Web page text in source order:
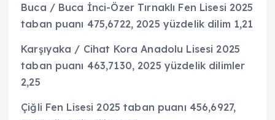
Buca / Buca İnci-Özer Tırnaklı Fen Lisesi 2025
taban puanı 475,6722, 2025 yüzdelik dilim 1,21
Karşıyaka / Cihat Kora Anadolu Lisesi 2025
taban puanı 463,7130, 2025 yüzdelik dilimler
2,25
Çiğli Fen Lisesi 2025 taban puanı 456,6927,